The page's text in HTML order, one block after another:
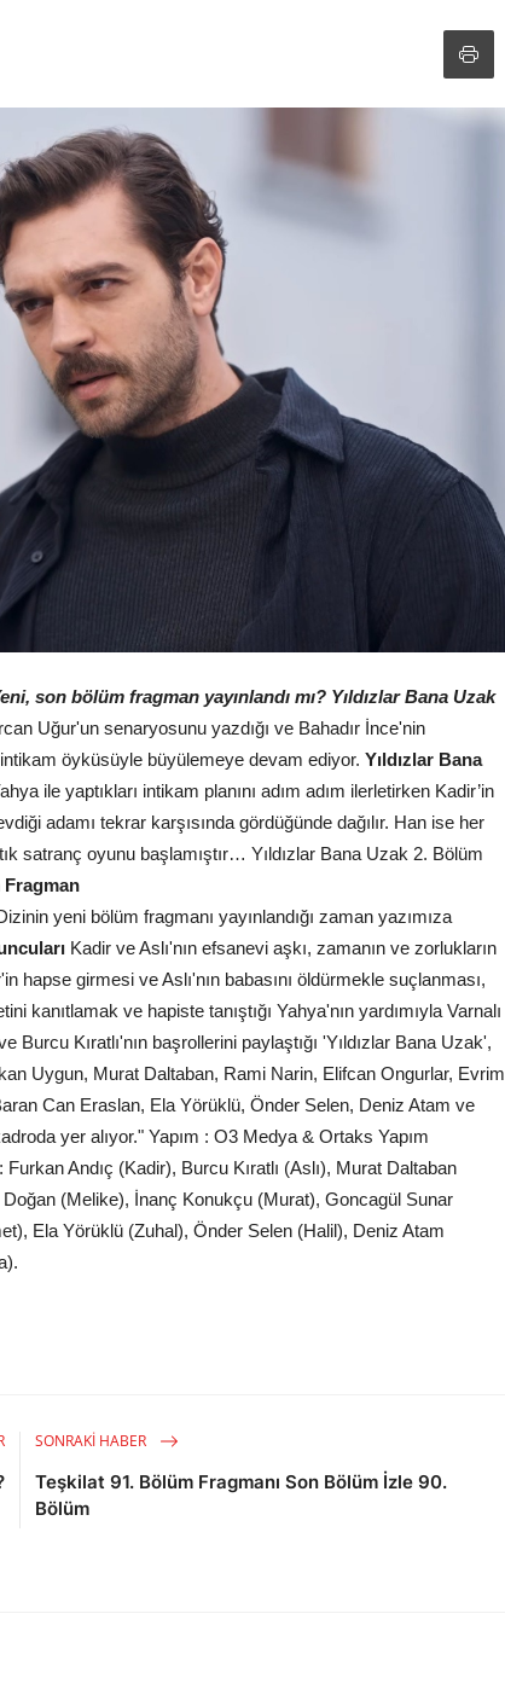
son bölüm fragman yayınlandı mı? Yıldızlar Bana Uzak
Uğur'un senaryosunu yazdığı ve Bahadır İnce'nin
öyküsüyle büyülemeye devam ediyor. Yıldızlar Bana
ile yaptıkları intikam planını adım adım ilerletirken Kadir’in
adamı tekrar karşısında gördüğünde dağılır. Han ise her
satranç oyunu başlamıştır… Yıldızlar Bana Uzak 2. Bölüm
Fragman
yeni bölüm fragmanı yayınlandığı zaman yazımıza
Kadir ve Aslı'nın efsanevi aşkı, zamanın ve zorlukların
girmesi ve Aslı'nın babasını öldürmekle suçlanması,
kanıtlamak ve hapiste tanıştığı Yahya'nın yardımıyla Varnalı
Kıratlı'nın başrollerini paylaştığı 'Yıldızlar Bana Uzak',
Uygun, Murat Daltaban, Rami Narin, Elifcan Ongurlar, Evrim
Can Eraslan, Ela Yörüklü, Önder Selen, Deniz Atam ve
yer alıyor." Yapım : O3 Medya & Ortaks Yapım
Andıç (Kadir), Burcu Kıratlı (Aslı), Murat Daltaban
(Melike), İnanç Konukçu (Murat), Goncagül Sunar
Ela Yörüklü (Zuhal), Önder Selen (Halil), Deniz Atam
SONRAKI HABER
Teşkilat 91. Bölüm Fragmanı Son Bölüm İzle 90.
Bölüm